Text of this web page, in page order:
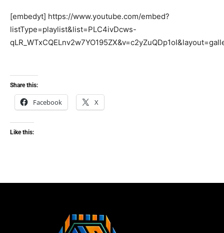
[embedyt] https://www.youtube.com/embed?
listType=playlist&list=PLC4ivDcws-
Share this:
Facebook X
Like this: